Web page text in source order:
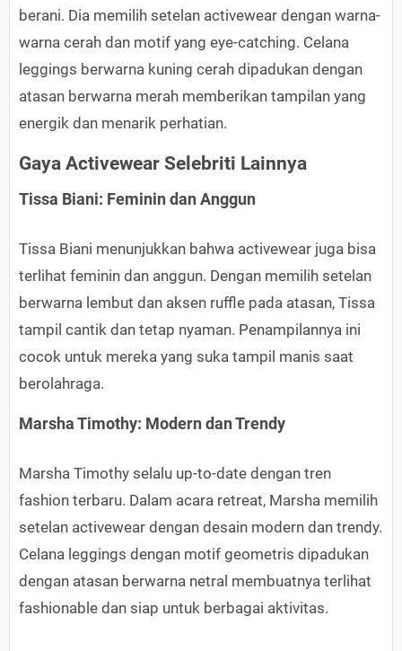
berani. Dia memilih setelan activewear dengan warna-
warna cerah dan motif yang eye-catching. Celana
leggings berwarna kuning cerah dipadukan dengan
atasan berwarna merah memberikan tampilan yang
energik dan menarik perhatian.
Gaya Activewear Selebriti Lainnya
Tissa Biani: Feminin dan Anggun
Tissa Biani menunjukkan bahwa activewear juga bisa
terlihat feminin dan anggun. Dengan memilih setelan
berwarna lembut dan aksen ruffle pada atasan, Tissa
tampil cantik dan tetap nyaman. Penampilannya ini
cocok untuk mereka yang suka tampil manis saat
berolahraga.
Marsha Timothy: Modern dan Trendy
Marsha Timothy selalu up-to-date dengan tren
fashion terbaru. Dalam acara retreat, Marsha memilih
setelan activewear dengan desain modern dan trendy.
Celana leggings dengan motif geometris dipadukan
dengan atasan berwarna netral membuatnya terlihat
fashionable dan siap untuk berbagai aktivitas.